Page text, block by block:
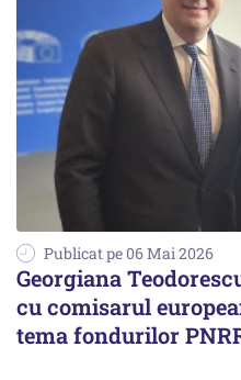
Publicat pe 06 Mai 2026
Georgiana
cu comisarul
tema fondurilor